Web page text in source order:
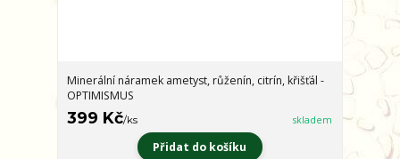
Minerální náramek ametyst, růženín, citrín, křišťál -
OPTIMISMUS
399 Kč/ks skladem
Přidat do košíku